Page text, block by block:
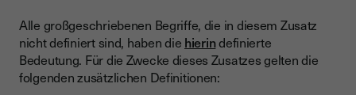
Alle großgeschriebenen Begriffe, die in diesem Zusatz
nicht definiert sind, haben die hierindefinierte
Bedeutung. Für die Zwecke dieses Zusatzes gelten die
folgenden zusätzlichen Definitionen: